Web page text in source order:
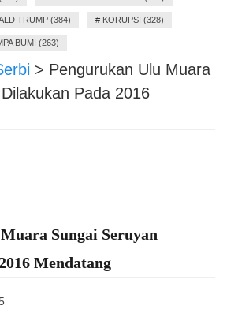
TRUMP (384) # KORUPSI (328)
BUMI (263)
> Pengurukan Ulu Muara
Pada 2016
Sungai Seruyan
Mendatang